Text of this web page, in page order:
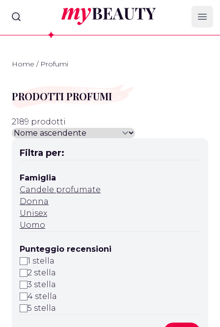
myBeauty
Home / Profumi
PRODOTTI PROFUMI
2189 prodotti
Filtra per:
Famiglia
Candele profumate
Donna
Unisex
Uomo
Punteggio recensioni
1 stella
2 stella
3 stella
4 stella
5 stella